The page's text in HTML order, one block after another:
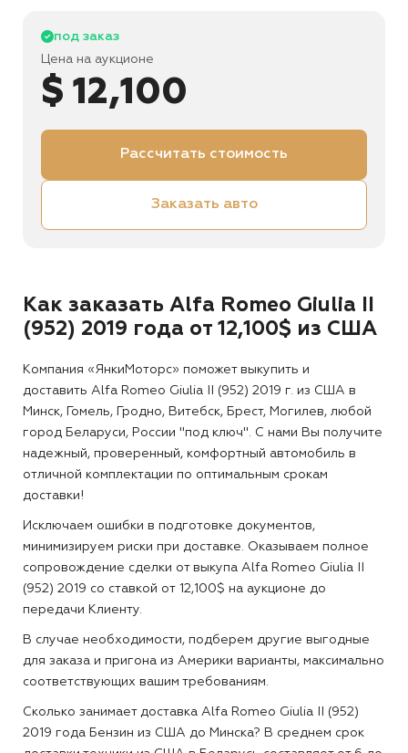
под заказ
Цена на аукционе
$ 12,100
Рассчитать стоимость
Заказать авто
Как заказать Alfa Romeo Giulia II
(952) 2019 года от 12,100$ из США
Компания «ЯнкиМоторс» поможет выкупить и
доставить Alfa Romeo Giulia II (952) 2019 г. из США в
Минск, Гомель, Гродно, Витебск, Брест, Могилев, любой
город Беларуси, России "под ключ". С нами Вы получите
надежный, проверенный, комфортный автомобиль в
отличной комплектации по оптимальным срокам
доставки!
Исключаем ошибки в подготовке документов,
минимизируем риски при доставке. Оказываем полное
сопровождение сделки от выкупа Alfa Romeo Giulia II
(952) 2019 со ставкой от 12,100$ на аукционе до
передачи Клиенту.
В случае необходимости, подберем другие выгодные
для заказа и пригона из Америки варианты, максимально
соответствующих вашим требованиям.
Сколько занимает доставка Alfa Romeo Giulia II (952)
2019 года Бензин из США до Минска? В среднем срок